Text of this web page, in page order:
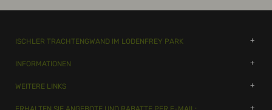
ISCHLER TRACHTENGWAND IM LODENFREY PARK
INFORMATIONEN
WEITERE LINKS